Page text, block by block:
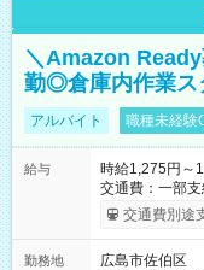
＼Amazon
勤◎倉庫内作業ス
アルバイト 職種未経験
給与
時給1,275円～
交通費：一部
実費支給） ※22:00～翌5:00までは時給25%UP！ ■給与前払い
制度あり ※前
交通費別途
勤務地
広島市佐伯区